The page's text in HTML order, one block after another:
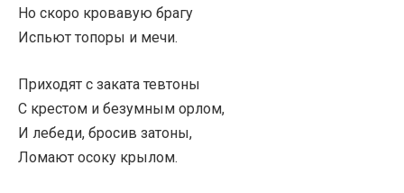
Но скоро кровавую брагу
Испьют топоры и мечи.
Приходят с заката тевтоны
С крестом и безумным орлом,
И лебеди, бросив затоны,
Ломают осоку крылом.